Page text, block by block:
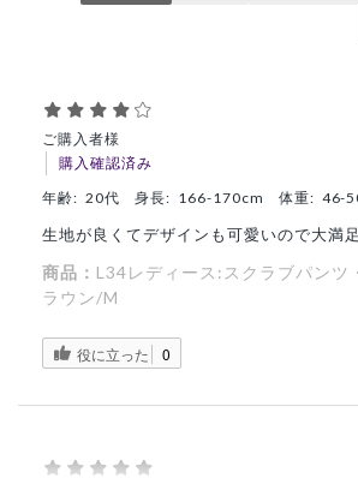
ご購入者様
購入確認済み
年齢: 20代 身長: 166-170cm 体重: 46-
生地が良くてデザインも可愛いので大満
商品： L34レディース:スクラブパンツ
ラウン/M
役に立った 0